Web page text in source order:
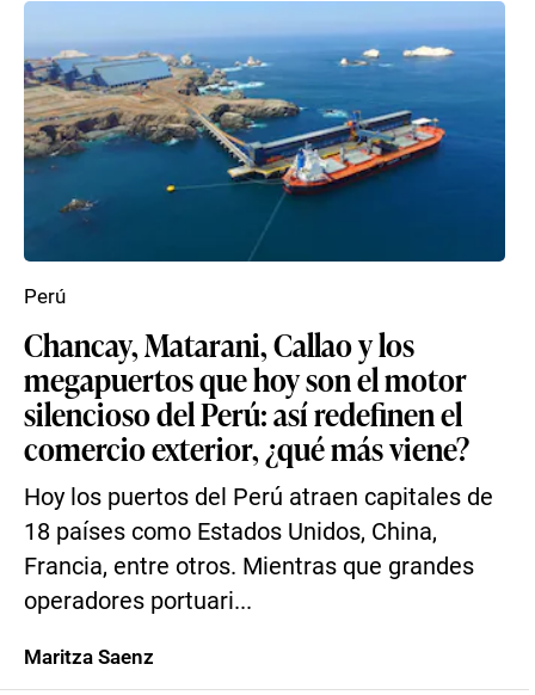
Chancay, Matarani, Callao y los
megapuertos que hoy son el motor
silencioso del Perú: así redefinen el
comercio exterior, ¿qué más viene?
Hoy los puertos del Perú atraen capitales de
18 países como Estados Unidos, China,
Francia, entre otros. Mientras que grandes
operadores portuari...
Perú
Maritza Saenz